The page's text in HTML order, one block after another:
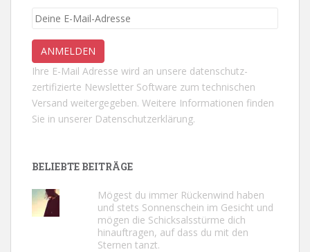
Ihre E-Mail Adresse wird an unsere datenschutz-
zertifizierte Newsletter Software zum technischen
Versand weitergegeben. Weitere Informationen finden
Sie in unserer Datenschutzerklärung.
BELIEBTE BEITRÄGE
Mögest du immer Rückenwind haben
und stets Sonnenschein im Gesicht und
mögen die Schicksalsstürme dich
hinauftragen, auf dass du mit den
Sternen tanzt.